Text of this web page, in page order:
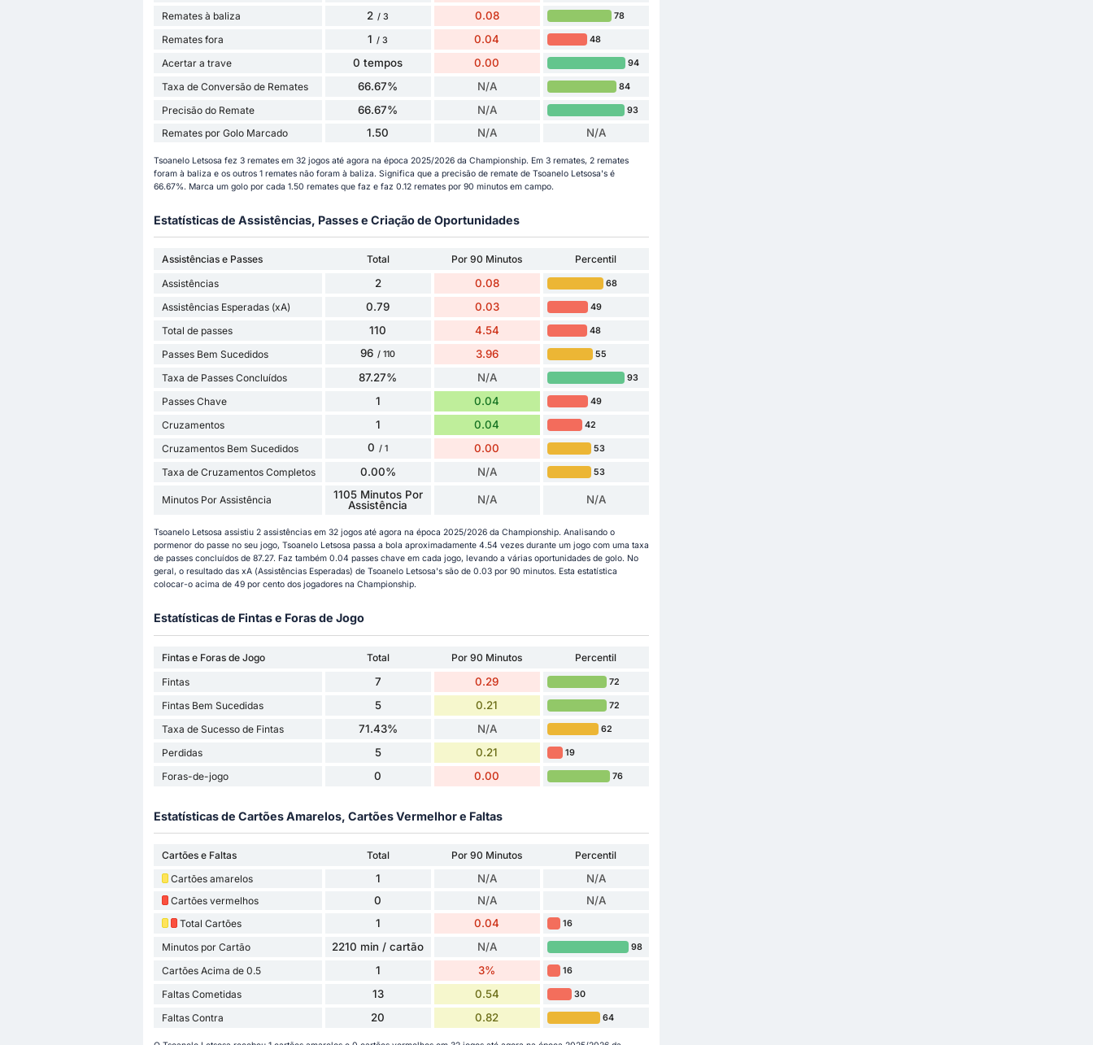
Remates à baliza 2 / 3 0.08 78
Remates fora 1 / 3 0.04 48
Acertar a trave 0 tempos 0.00 94
Taxa de Conversão de Remates 66.67% N/A 84
Precisão do Remate 66.67% N/A 93
Remates por Golo Marcado 1.50 N/A N/A
Tsoanelo Letsosa fez 3 remates em 32 jogos até agora na época 2025/2026 da Championship. Em 3 remates, 2 remates
foram à baliza e os outros 1 remates não foram à baliza. Significa que a precisão de remate de Tsoanelo Letsosa's é
66.67%. Marca um golo por cada 1.50 remates que faz e faz 0.12 remates por 90 minutos em campo.
Estatísticas de Assistências, Passes e Criação de Oportunidades
Assistências e Passes Total Por 90 Minutos
Percentil
Assistências
2 0.08 68
Assistências Esperadas (xA) 0.79 0.03 49
Total de passes 110 4.54 48
Passes Bem Sucedidos 96 / 110 3.96 55
Taxa de Passes Concluídos 87.27% N/A 93
Passes Chave 1 0.04 49
Cruzamentos 1 0.04 42
Cruzamentos Bem Sucedidos 0 / 1 0.00 53
Taxa de Cruzamentos Completos 0.00% N/A 53
Minutos Por Assistência
1105 Minutos Por
Assistência
N/A N/A
Tsoanelo Letsosa assistiu 2 assistências em 32 jogos até agora na época 2025/2026 da Championship. Analisando o
pormenor do passe no seu jogo, Tsoanelo Letsosa passa a bola aproximadamente 4.54 vezes durante um jogo com uma taxa
de passes concluídos de 87.27. Faz também 0.04 passes chave em cada jogo, levando a várias oportunidades de golo. No
geral, o resultado das xA (Assistências Esperadas) de Tsoanelo Letsosa's são de 0.03 por 90 minutos. Esta estatística
colocar-o acima de 49 por cento dos jogadores na Championship.
Estatísticas de Fintas e Foras de Jogo
Fintas e Foras de Jogo Total Por 90 Minutos
Percentil
Fintas
7 0.29 72
Fintas Bem Sucedidas 5 0.21 72
Taxa de Sucesso de Fintas 71.43% N/A 62
Perdidas 5 0.21 19
Foras-de-jogo 0 0.00 76
Estatísticas de Cartões Amarelos, Cartões Vermelhor e Faltas
Cartões e Faltas Total Por 90 Minutos
Percentil
Cartões amarelos
1 N/A N/A
Cartões vermelhos 0 N/A N/A
Total Cartões 1 0.04 16
Minutos por Cartão 2210 min / cartão N/A 98
Cartões Acima de 0.5 1 3% 16
Faltas Cometidas 13 0.54 30
Faltas Contra 20 0.82 64